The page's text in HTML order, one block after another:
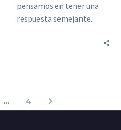
pensamos en tener una
respuesta semejante.
concursos no superaron la
… 4